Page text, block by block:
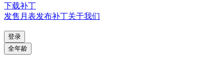
下载补丁
发售月表发布补丁关于我们
登录
全年龄